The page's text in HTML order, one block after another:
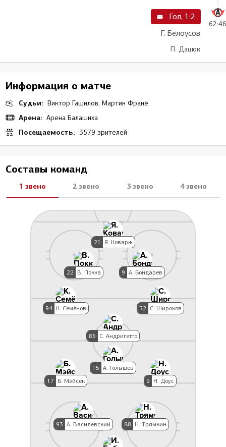
62:46
Гол, 1:2
Г. Белоусов
П. Дацюк
Информация о матче
Судьи: Виктор Гашилов, Мартин Франё
Арена: Арена Балашиха
Посещаемость: 3579 зрителей
Составы команд
1 звено 2 звено 3 звено 4 звено
21 Я. Коварж
9 А. Бондарев
22 В. Покка
52 С. Широков
86 С. Андригетто
94 К. Семёнов
88 Н. Трямкин
93 А. Василевский
9 Н. Доус
15 А. Голышев
17
Б. Мэйсек